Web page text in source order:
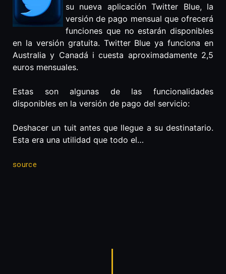
su nueva aplicación Twitter Blue, la
versión de pago mensual que ofrecerá
funciones que no estarán disponibles
en la versión gratuita. Twitter Blue ya funciona en
Australia y Canadá i cuesta aproximadamente 2,5
euros mensuales.
Estas son algunas de las funcionalidades
disponibles en la versión de pago del servicio:
Deshacer un tuit antes que llegue a su destinatario.
Esta era una utilidad que todo el…
source